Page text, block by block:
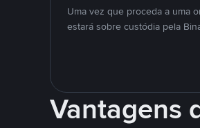
Uma vez que proceda a uma
estará sobre custódia pela
Vantagens